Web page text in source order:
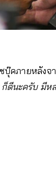
บุ๊คภายหลังจ
ก็ดีนะครับ มี